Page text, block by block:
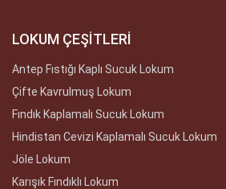
LOKUM ÇEŞİTLERİ
Antep Fıstığı Kaplı Sucuk Lokum
Çifte Kavrulmuş Lokum
Fındık Kaplamalı Sucuk Lokum
Hindistan Cevizi Kaplamalı Sucuk Lokum
Jöle Lokum
Karışık Fındıklı Lokum